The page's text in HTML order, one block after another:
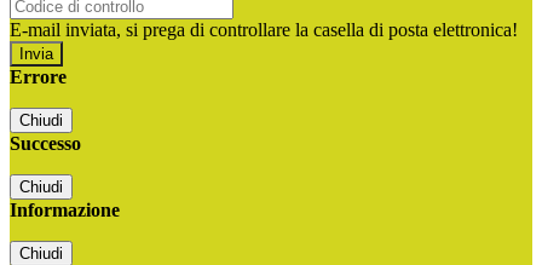
E-mail inviata, si prega di controllare la casella di posta elettronica!
Errore
Chiudi
Successo
Chiudi
Informazione
Chiudi